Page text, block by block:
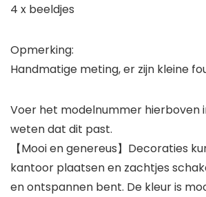
4 x beeldjes
Opmerking:
Handmatige meting, er zijn kleine
Voer het modelnummer hierboven
weten dat dit past.
【Mooi en genereus】Decoraties
kantoor plaatsen en zachtjes
en ontspannen bent. De kleur is